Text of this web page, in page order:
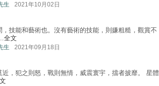
生 2021年10月02日
技能和藝術也。沒有藝術的技能，則嫌粗糙，觀賞不
全文
生 2021年09月18日
，犯之則怒，戰則無情，威震寰宇，擋者披靡。 星體